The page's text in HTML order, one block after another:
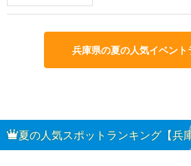
兵庫県の夏の人気イベント
夏の人気スポットランキング【兵